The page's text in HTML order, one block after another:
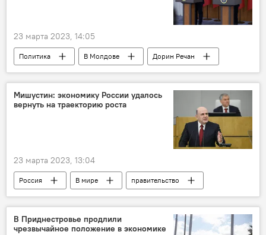
23 марта 2023, 14:05
Политика В Молдове
Дорин Речан
Румыния
Мишустин: экономику России удалось
вернуть на траекторию роста
23 марта 2023, 13:04
Россия В мире
правительство
Михаил Мишустин
В Приднестровье продлили
чрезвычайное положение в экономике